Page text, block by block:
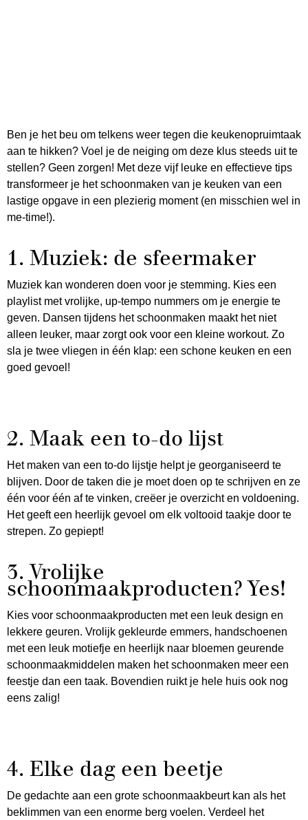
Ben je het beu om telkens weer tegen die keukenopruimtaak
aan te hikken? Voel je de neiging om deze klus steeds uit te
stellen? Geen zorgen! Met deze vijf leuke en effectieve tips
transformeer je het schoonmaken van je keuken van een
lastige opgave in een plezierig moment (en misschien wel in
me-time!).
1. Muziek: de sfeermaker
Muziek kan wonderen doen voor je stemming. Kies een
playlist met vrolijke, up-tempo nummers om je energie te
geven. Dansen tijdens het schoonmaken maakt het niet
alleen leuker, maar zorgt ook voor een kleine workout. Zo
sla je twee vliegen in één klap: een schone keuken en een
goed gevoel!
2. Maak een to-do lijst
Het maken van een to-do lijstje helpt je georganiseerd te
blijven. Door de taken die je moet doen op te schrijven en ze
één voor één af te vinken, creëer je overzicht en voldoening.
Het geeft een heerlijk gevoel om elk voltooid taakje door te
strepen. Zo gepiept!
3. Vrolijke
schoonmaakproducten? Yes!
Kies voor schoonmaakproducten met een leuk design en
lekkere geuren. Vrolijk gekleurde emmers, handschoenen
met een leuk motiefje en heerlijk naar bloemen geurende
schoonmaakmiddelen maken het schoonmaken meer een
feestje dan een taak. Bovendien ruikt je hele huis ook nog
eens zalig!
4. Elke dag een beetje
De gedachte aan een grote schoonmaakbeurt kan als het
beklimmen van een enorme berg voelen. Verdeel het